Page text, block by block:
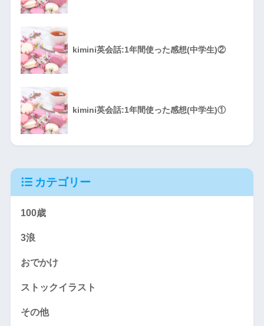
kimini英会話:1年間使った感想(中学生)②
kimini英会話:1年間使った感想(中学生)①
カテゴリー
100歳
3浪
おでかけ
ストックイラスト
その他